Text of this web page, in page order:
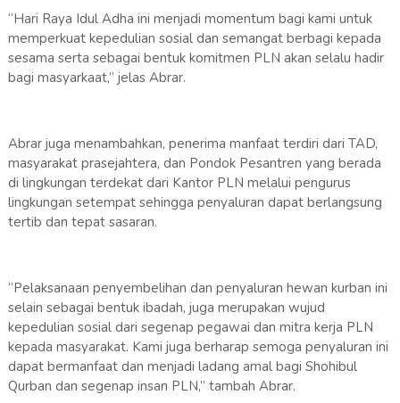
“Hari Raya Idul Adha ini menjadi momentum bagi kami untuk
memperkuat kepedulian sosial dan semangat berbagi kepada
sesama serta sebagai bentuk komitmen PLN akan selalu hadir
bagi masyarkaat,” jelas Abrar.
Abrar juga menambahkan, penerima manfaat terdiri dari TAD,
masyarakat prasejahtera, dan Pondok Pesantren yang berada
di lingkungan terdekat dari Kantor PLN melalui pengurus
lingkungan setempat sehingga penyaluran dapat berlangsung
tertib dan tepat sasaran.
“Pelaksanaan penyembelihan dan penyaluran hewan kurban ini
selain sebagai bentuk ibadah, juga merupakan wujud
kepedulian sosial dari segenap pegawai dan mitra kerja PLN
kepada masyarakat. Kami juga berharap semoga penyaluran ini
dapat bermanfaat dan menjadi ladang amal bagi Shohibul
Qurban dan segenap insan PLN,” tambah Abrar.